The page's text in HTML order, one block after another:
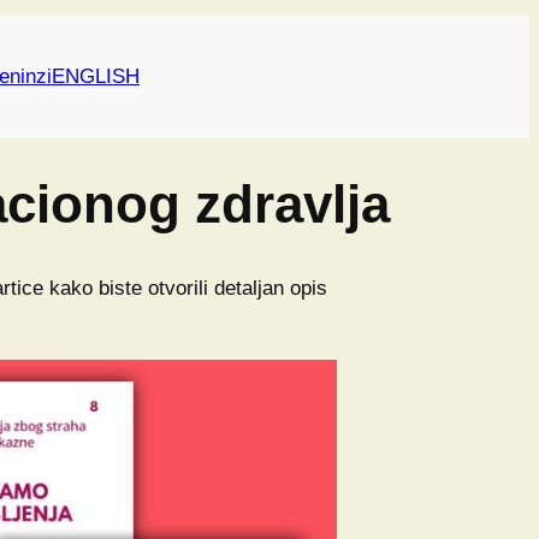
ENGLISH
zdravlja
kako biste otvorili detaljan opis